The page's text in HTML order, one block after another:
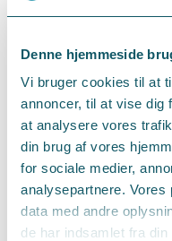
Denne hjemmeside
Vi bruger cookies til at
annoncer, til at vise dig
at analysere vores
din brug af vores
for sociale medier,
analysepartnere. Vores
data med andre
de har indsamlet fra
Tilmelding
Mandag d. 1.
Pris
Gratis - men
Kun for medlemmer